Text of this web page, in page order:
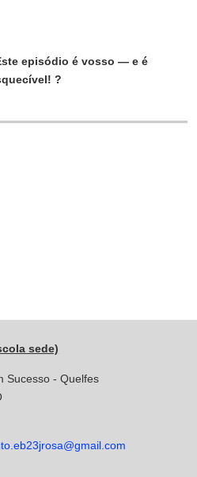
episódio é vosso — e é
?
sede)
Sucesso - Quelfes